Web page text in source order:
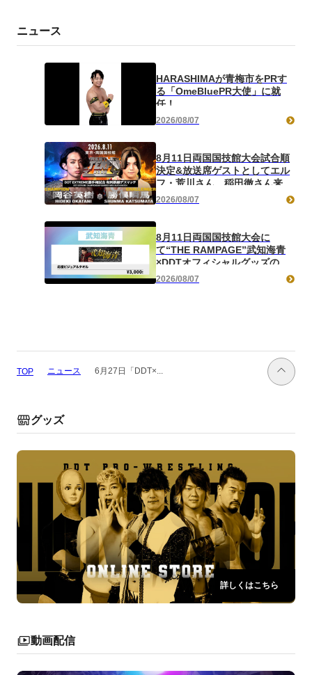
ニュース
HARASHIMAが青梅市をPRす
る「OmeBluePR大使」に就
任！
2026/08/07
8月11日両国国技館大会試合順
決定&放送席ゲストとしてエル
フ・荒川さん、稲田徹さん来場
決定&EXTREME選手権試合の
vsMAO！ セミでドラマティ
ック・ドリームマッチ、
TAKESHITAvs武知！ 王者組
手権試合がオープニングマッチ
2026/08/07
8月11日両国国技館大会に
て“THE RAMPAGE”武知海青
×DDTオフィシャルグッズの新
作として、2026年ver.の応援ビ
2026/08/07
TOP ニュース 6月27日「DDT×...
グッズ
詳しくはこちら
動画配信